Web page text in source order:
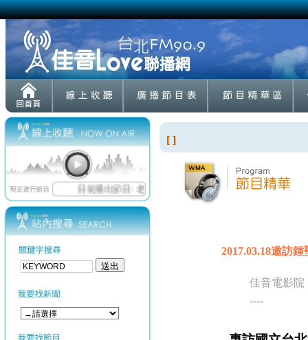
[ ]
2017.03.18邀訪
佳音電影院
----